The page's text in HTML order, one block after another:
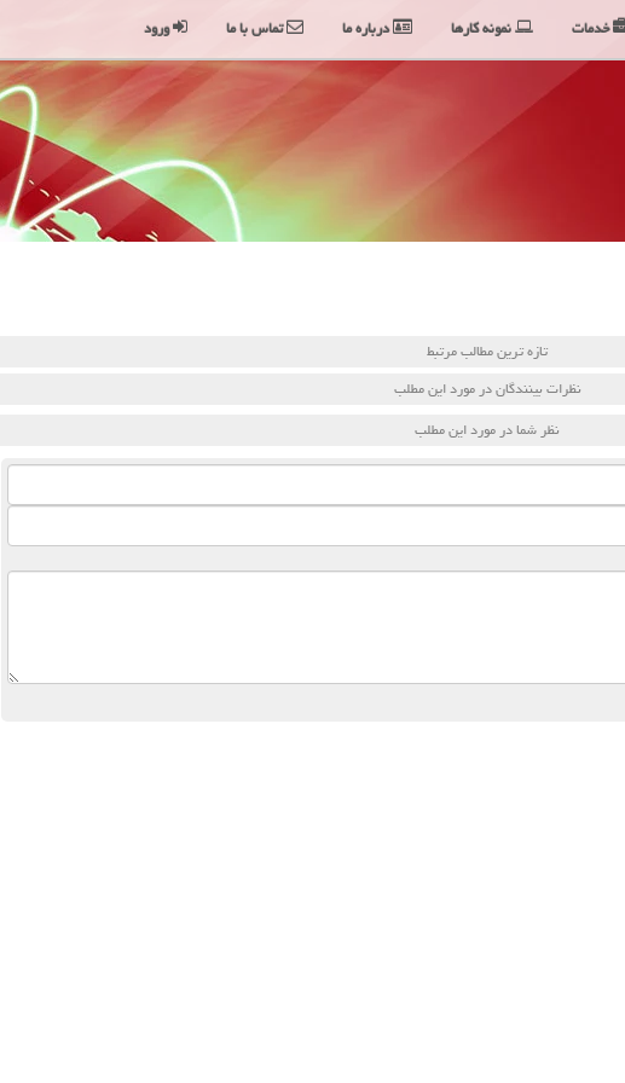
تازه ترین مطالب مرتبط
نظرات بینندگان در مورد این مطلب
نظر شما در مورد این مطلب
خدمات نمونه کارها درباره ما تماس با ما ورود